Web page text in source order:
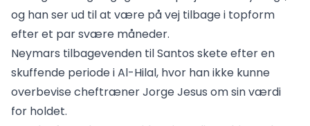
og han ser ud til at være på vej tilbage i topform
efter et par svære måneder.
Neymars tilbagevenden til Santos skete efter en
skuffende periode i Al-Hilal, hvor han ikke kunne
overbevise cheftræner Jorge Jesus om sin værdi
for holdet.